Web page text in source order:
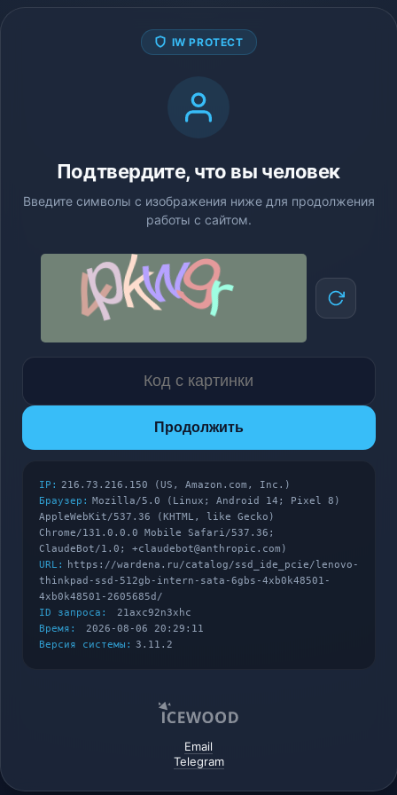
IW PROTECT
Подтвердите, что вы человек
Введите символы с изображения ниже для продолжения
работы с сайтом.
Продолжить
IP:
216.73.216.150 (US, Amazon.com, Inc.)
Браузер: Mozilla/5.0 (Linux; Android 14; Pixel 8)
AppleWebKit/537.36 (KHTML, like Gecko)
Chrome/131.0.0.0 Mobile Safari/537.36;
ClaudeBot/1.0; +claudebot@anthropic.com)
URL:
https://wardena.ru/catalog/ssd_ide_pcie/lenovo-
thinkpad-ssd-512gb-intern-sata-6gbs-4xb0k48501-
4xb0k48501-2605685d/
ID запроса:
21axc92n3xhc
Время:
2026-08-06 20:29:11
Версия системы: 3.11.2
Email
Telegram